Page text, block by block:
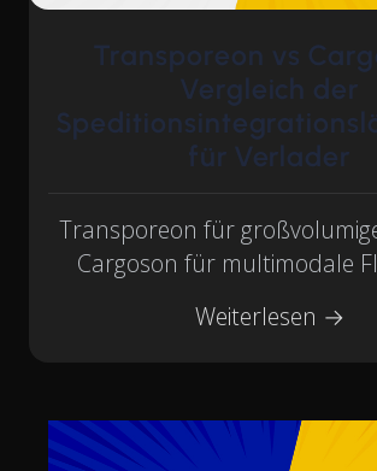
Transporeon vs
Vergleich der
für Verlader
Transporeon für
Cargoson für multimodale
Weiterlesen →